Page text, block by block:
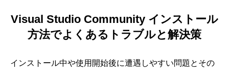
Visual Studio Community インストール
方法でよくあるトラブルと解決策
インストール中や使用開始後に遭遇しやすい問題とその